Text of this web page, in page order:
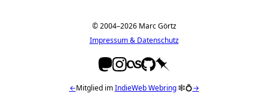
© 2004–2026 Marc Görtz
Impressum & Datenschutz
←Mitglied imIndieWeb Webring🕸💍→